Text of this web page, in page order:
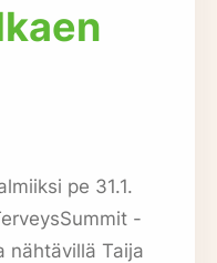
pe 31.1.
-
nähtävillä Taija